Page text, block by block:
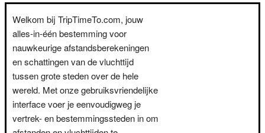
Welkom bij TripTimeTo.com, jouw
alles-in-één bestemming voor
nauwkeurige afstandsberekeningen
en schattingen van de vluchttijd
tussen grote steden over de hele
wereld. Met onze gebruiksvriendelijke
interface voer je eenvoudigweg je
vertrek- en bestemmingssteden in om